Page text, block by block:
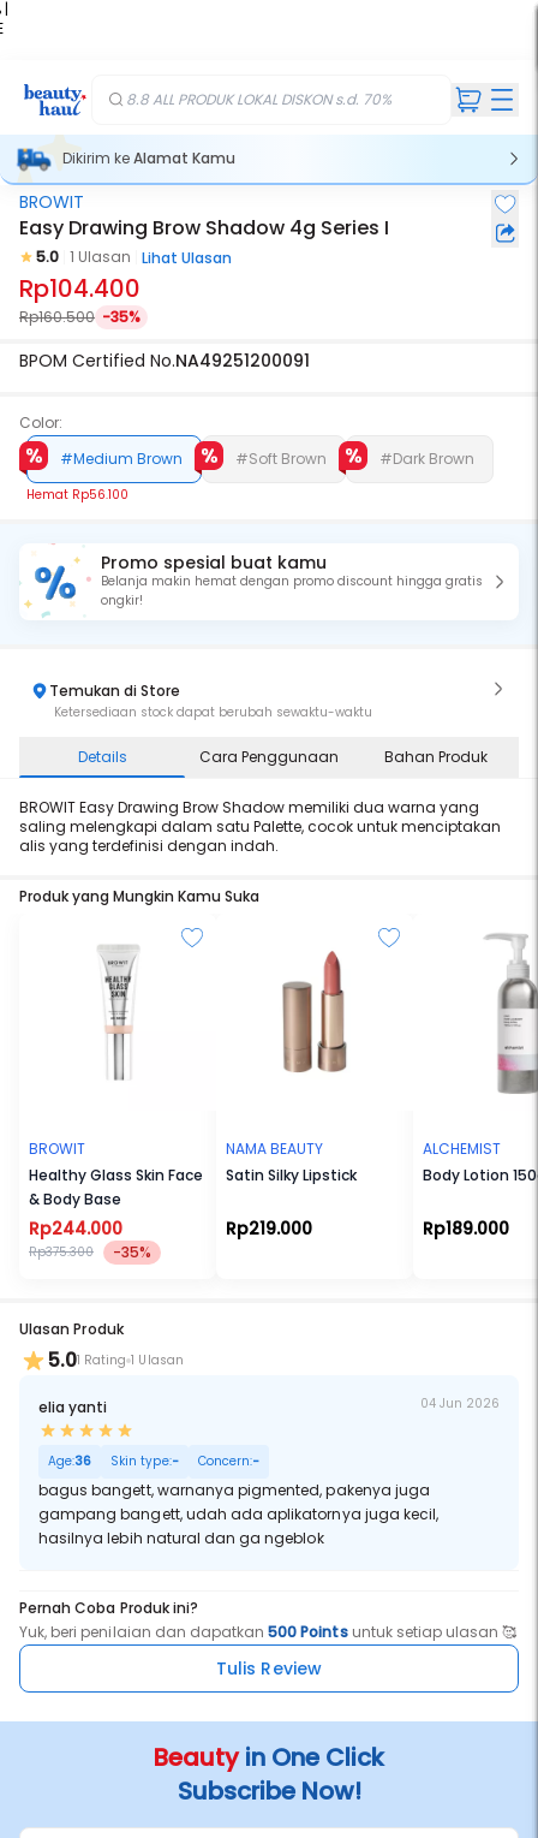
|
8.8 ALL PRODUK LOKAL DISKON s.d. 70%
Dikirim keAlamat Kamu
BROWIT
Easy Drawing Brow Shadow 4g Series I
5.0 1 Ulasan Lihat Ulasan
Rp104.400
Rp160.500 -35%
BPOM Certified No.NA49251200091
Color:
#Medium Brown
Hemat Rp56.100
#Soft Brown #Dark Brown
Promo spesial buat kamu
Belanja makin hemat dengan promo discount hingga gratis
ongkir!
Temukan di Store
Ketersediaan stock dapat berubah sewaktu-waktu
Details Cara Penggunaan Bahan Produk
BROWIT Easy Drawing Brow Shadow memiliki dua warna yang
saling melengkapi dalam satu Palette, cocok untuk menciptakan
alis yang terdefinisi dengan indah.
Produk yang Mungkin Kamu Suka
BROWIT
Healthy Glass Skin Face
& Body Base
Rp244.000
Rp375.300 -35%
NAMA BEAUTY
Satin Silky Lipstick
Rp219.000
ALCHEMIST
Body Lotion
Rp189.000
Ulasan Produk
5.01 Rating 1 Ulasan
elia yanti 04 Jun 2026
Age:36 Skin type:- Concern:-
bagus bangett, warnanya pigmented, pakenya juga
gampang bangett, udah ada aplikatornya juga kecil,
hasilnya lebih natural dan ga ngeblok
Pernah Coba Produk ini?
Yuk, beri penilaian dan dapatkan500 Pointsuntuk setiap ulasan 🥰
Tulis Review
Beautyin One Click
Subscribe Now!